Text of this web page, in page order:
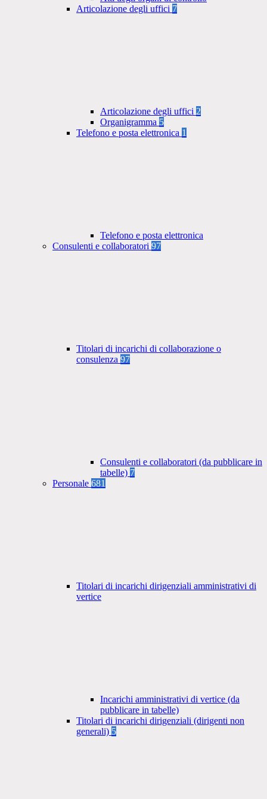
Articolazione degli uffici 7
Articolazione degli uffici 2
Organigramma 5
Telefono e posta elettronica 1
Telefono e posta elettronica
Consulenti e collaboratori 97
Titolari di incarichi di collaborazione o
consulenza 97
Consulenti e collaboratori (da pubblicare in
tabelle) 7
Personale 681
Titolari di incarichi dirigenziali amministrativi di
vertice
Incarichi amministrativi di vertice (da
pubblicare in tabelle)
Titolari di incarichi dirigenziali (dirigenti non
generali) 5